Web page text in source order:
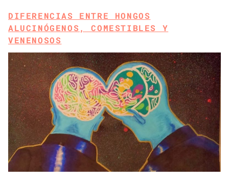
DIFERENCIAS ENTRE HONGOS
ALUCINÓGENOS, COMESTIBLES Y
VENENOSOS